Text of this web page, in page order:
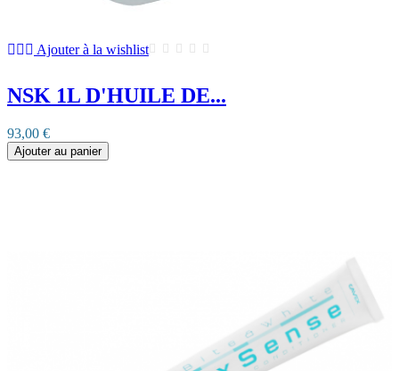
Ajouter à la wishlist
NSK 1L D'HUILE DE...
93,00 €
Ajouter au panier